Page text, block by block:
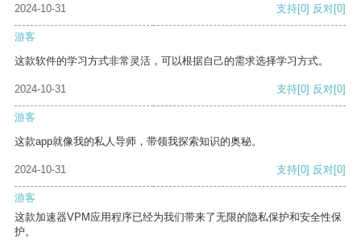
2024-10-31
支持[0] 反对[0]
游客
这款软件的学习方式非常灵活，可以根据自己的需求选择学习方式。
2024-10-31 支持[0] 反对[0]
游客
这款app就像我的私人导师，带领我探索知识的奥秘。
2024-10-31 支持[0] 反对[0]
游客
这款加速器VPM应用程序已经为我们带来了无限的隐私保护和安全性保
护。